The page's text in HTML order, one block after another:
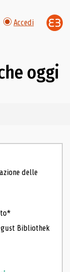
Accedi
oggi
delle
Bibliothek